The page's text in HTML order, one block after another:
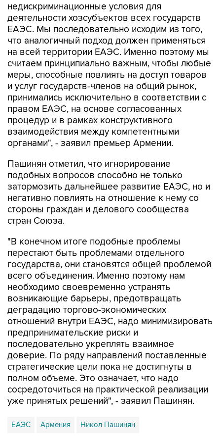
недискриминационные условия для
деятельности хозсубъектов всех государств
ЕАЭС. Мы последовательно исходим из того,
что аналогичный подход должен применяться
на всей территории ЕАЭС. Именно поэтому мы
считаем принципиально важным, чтобы любые
меры, способные повлиять на доступ товаров
и услуг государств-членов на общий рынок,
принимались исключительно в соответствии с
правом ЕАЭС, на основе согласованных
процедур и в рамках конструктивного
взаимодействия между компетентными
органами", - заявил премьер Армении.
Пашинян отметил, что игнорирование
подобных вопросов способно не только
затормозить дальнейшее развитие ЕАЭС, но и
негативно повлиять на отношение к нему со
стороны граждан и делового сообщества
стран Союза.
"В конечном итоге подобные проблемы
перестают быть проблемами отдельного
государства, они становятся общей проблемой
всего объединения. Именно поэтому нам
необходимо своевременно устранять
возникающие барьеры, предотвращать
деградацию торгово-экономических
отношений внутри ЕАЭС, надо минимизировать
предпринимательские риски и
последовательно укреплять взаимное
доверие. По ряду направлений поставленные
стратегические цели пока не достигнуты в
полном объеме. Это означает, что надо
сосредоточиться на практической реализации
уже принятых решений", - заявил Пашинян.
ЕАЭС Армения Никол Пашинян